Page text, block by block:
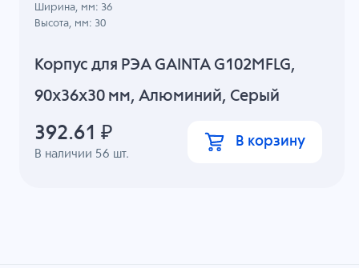
Корпус для РЭА GAINTA G102MFLG,
90x36x30 мм, Алюминий, Серый
В наличии 56 шт.
Ширина, мм: 36
Высота, мм: 30
392.61 ₽ В корзину